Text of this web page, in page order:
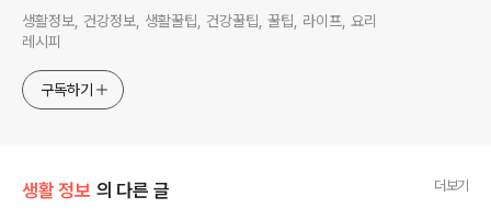
생활정보, 건강정보, 생활꿀팁, 건강꿀팁, 꿀팁, 라이프, 요리
레시피
구독하기
생활 정보 의 다른 글 더보기